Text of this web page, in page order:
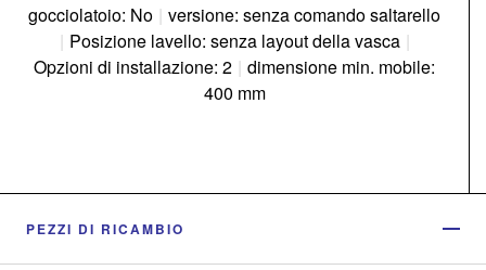
gocciolatoio: No | versione: senza comando saltarello
| Posizione lavello: senza layout della vasca |
Opzioni di installazione: 2 | dimensione min. mobile:
400 mm
PEZZI DI RICAMBIO